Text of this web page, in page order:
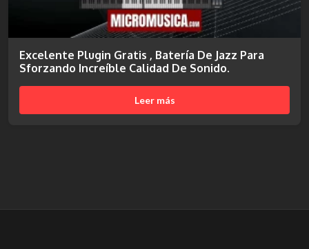
Excelente Plugin Gratis , Batería De Jazz Para
Sforzando Increíble Calidad De Sonido.
Leer más